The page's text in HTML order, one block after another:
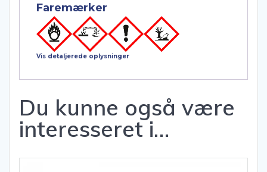
Faremærker
Vis detaljerede oplysninger
Du kunne også være
interesseret i…